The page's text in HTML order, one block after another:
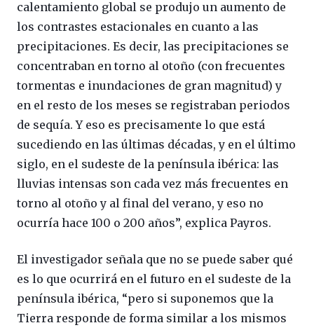
calentamiento global se produjo un aumento de
los contrastes estacionales en cuanto a las
precipitaciones. Es decir, las precipitaciones se
concentraban en torno al otoño (con frecuentes
tormentas e inundaciones de gran magnitud) y
en el resto de los meses se registraban periodos
de sequía. Y eso es precisamente lo que está
sucediendo en las últimas décadas, y en el último
siglo, en el sudeste de la península ibérica: las
lluvias intensas son cada vez más frecuentes en
torno al otoño y al final del verano, y eso no
ocurría hace 100 o 200 años”, explica Payros.
El investigador señala que no se puede saber qué
es lo que ocurrirá en el futuro en el sudeste de la
península ibérica, “pero si suponemos que la
Tierra responde de forma similar a los mismos